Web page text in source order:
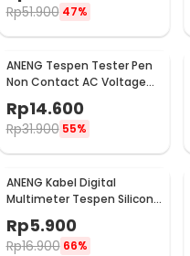
Rp51.900 47%
ANENG Tespen Tester Pen
Non Contact AC Voltage
Detector 90-1000V 1AC-D
Rp14.600
Rp31.900 55%
ANENG Kabel Digital
Multimeter Tespen Silicone
PT830
Rp5.900
Rp16.900 66%